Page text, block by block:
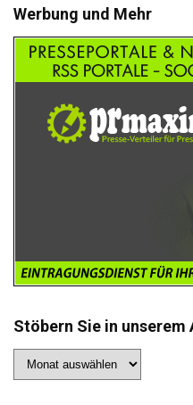
Werbung und Mehr
Stöbern Sie in unserem
Sie